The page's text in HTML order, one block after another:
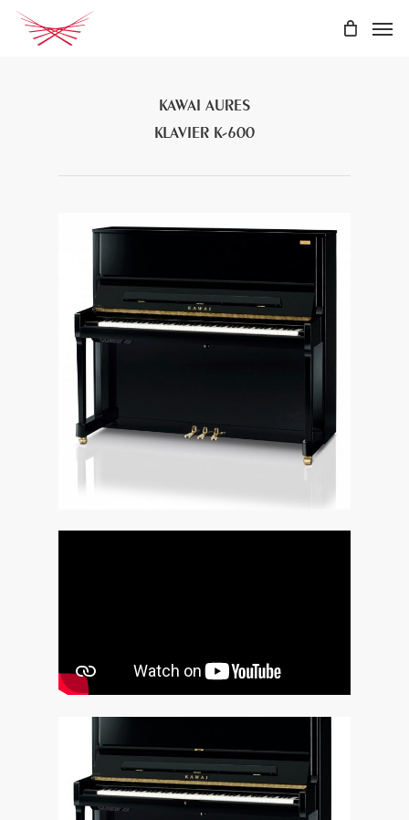
Skip
KAWAI AURES
KLAVIER K-600